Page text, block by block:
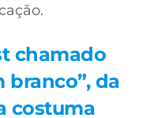
chamado
branco”, da
costuma